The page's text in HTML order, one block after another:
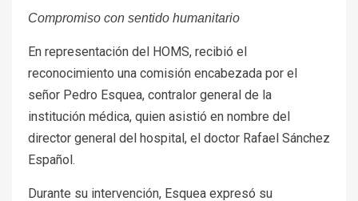
Compromiso con sentido humanitario
En representación del HOMS, recibió el
reconocimiento una comisión encabezada por el
señor Pedro Esquea, contralor general de la
institución médica, quien asistió en nombre del
director general del hospital, el doctor Rafael Sánchez
Español.
Durante su intervención, Esquea expresó su